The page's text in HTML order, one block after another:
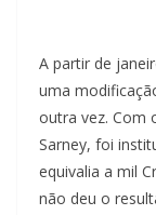
A partir de
uma
outra vez. Com
Sarney, foi
equivalia a mil
não deu o